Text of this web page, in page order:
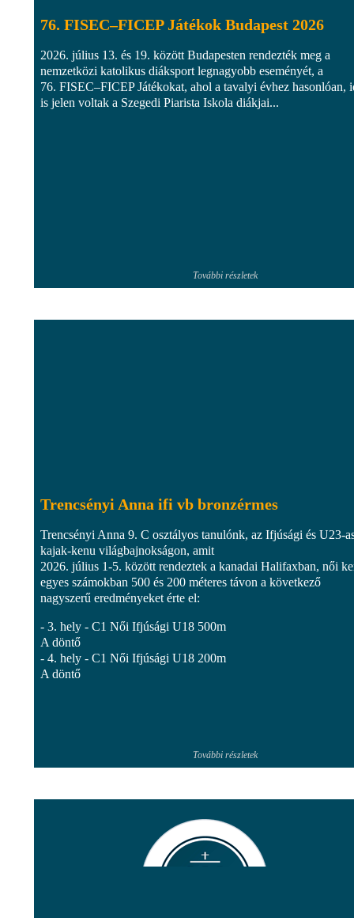
76. FISEC–FICEP Játékok Budapest 2026
2026. július 13. és 19. között Budapesten rendezték meg a
nemzetközi katolikus diáksport legnagyobb eseményét, a
76. FISEC–FICEP Játékokat, ahol a tavalyi évhez hasonlóan,
is jelen voltak a Szegedi Piarista Iskola diákjai...
További részletek
Trencsényi Anna ifi vb bronzérmes
Trencsényi Anna 9. C osztályos tanulónk, az Ifjúsági és U23-
kajak-kenu világbajnokságon, amit
2026. július 1-5. között rendeztek a kanadai Halifaxban, női
egyes számokban 500 és 200 méteres távon a következő
nagyszerű eredményeket érte el:
- 3. hely - C1 Női Ifjúsági U18 500m
A döntő
- 4. hely - C1 Női Ifjúsági U18 200m
A döntő
További részletek